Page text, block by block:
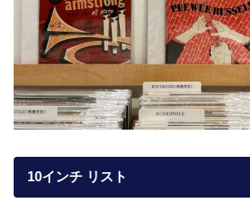
10インチ リスト